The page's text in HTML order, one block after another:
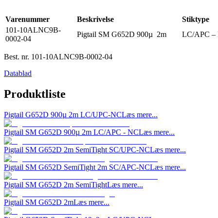
Varenummer Beskrivelse
Stiktype
101-10ALNC9B-
0002-04
Pigtail SM G652D 900µ 2m LC/APC –
Best. nr. 101-10ALNC9B-0002-04
Datablad
Produktliste
Pigtail G652D 900µ 2m LC/UPC-NCLæs mere...
Pigtail SM G652D 900µ 2m LC/APC - NCLæs mere...
Pigtail SM G652D 2m SemiTight SC/UPC-NCLæs mere...
Pigtail SM G652D SemiTight 2m SC/APC-NCLæs mere...
Pigtail SM G652D 2m SemiTightLæs mere...
Pigtail SM G652D 2mLæs mere...